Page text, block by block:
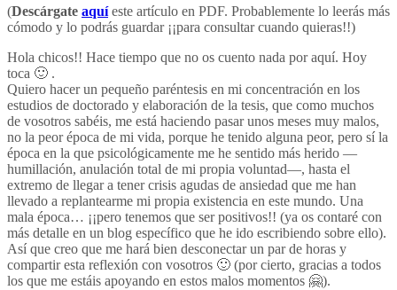
(Descárgate aquíeste artículo en PDF. Probablemente lo leerás más
cómodo y lo podrás guardar ¡¡para consultar cuando quieras!!)
Hola chicos!! Hace tiempo que no os cuento nada por aquí. Hoy
toca 🙂 .
Quiero hacer un pequeño paréntesis en mi concentración en los
estudios de doctorado y elaboración de la tesis, que como muchos
de vosotros sabéis, me está haciendo pasar unos meses muy malos,
no la peor época de mi vida, porque he tenido alguna peor, pero sí la
época en la que psicológicamente me he sentido más herido —
humillación, anulación total de mi propia voluntad—, hasta el
extremo de llegar a tener crisis agudas de ansiedad que me han
llevado a replantearme mi propia existencia en este mundo. Una
mala época… ¡¡pero tenemos que ser positivos!! (ya os contaré con
más detalle en un blog específico que he ido escribiendo sobre ello).
Así que creo que me hará bien desconectar un par de horas y
compartir esta reflexión con vosotros 🙂 (por cierto, gracias a todos
los que me estáis apoyando en estos malos momentos 🤗).